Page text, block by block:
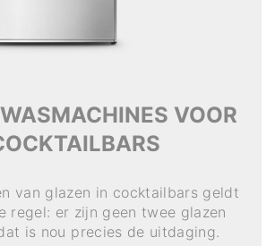
VOOR
van glazen in cocktailbars geldt
regel: er zijn geen twee glazen
is nou precies de uitdaging.